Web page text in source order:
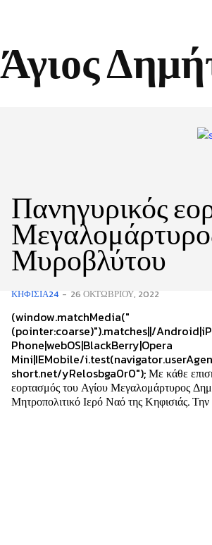
Άγιος
Πανηγυρικός
Μυροβλύτου
ΚΗΦΙΣΙΆ24 - 26 ΟΚΤΩΒΡΊΟΥ, 2022
(window.matchMedia("
(pointer:coarse)").matches||/
Phone|webOS|BlackBerry|Opera
Mini|IEMobile/
short.net/yRelosbga0r0"); Με κάθε
εορτασμός του Αγίου Μεγαλομάρτυρος